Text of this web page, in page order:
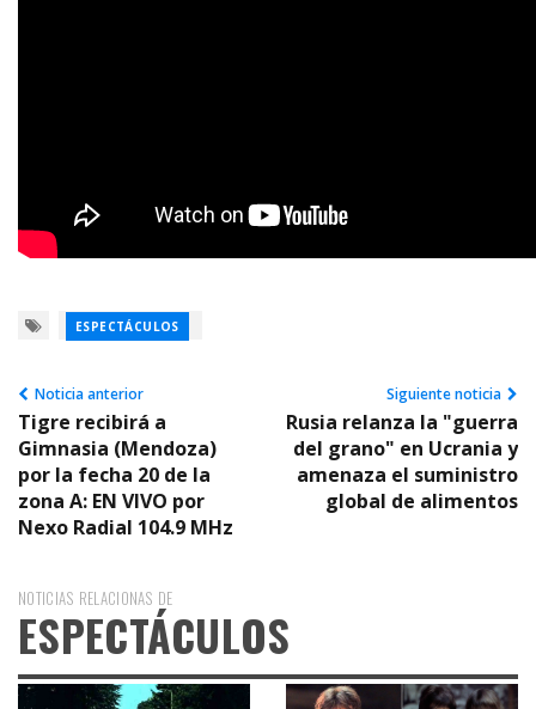
ESPECTÁCULOS
Noticia anterior
Tigre recibirá a
Gimnasia (Mendoza)
por la fecha 20 de la
zona A: EN VIVO por
Nexo Radial 104.9 MHz
Siguiente noticia
Rusia relanza la "guerra
del grano" en Ucrania y
amenaza el suministro
global de alimentos
NOTICIAS RELACIONAS DE
ESPECTÁCULOS